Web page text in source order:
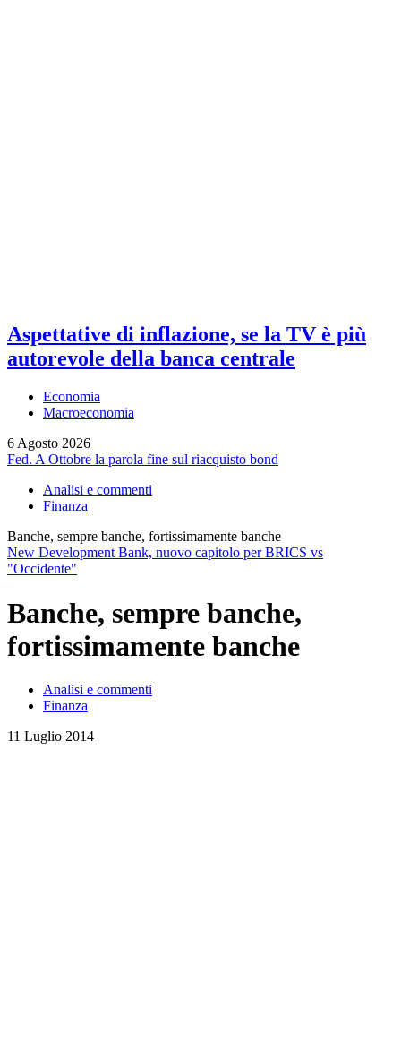
Aspettative di inflazione, se la TV è più
autorevole della banca centrale
Economia
Macroeconomia
6 Agosto 2026
Fed. A Ottobre la parola fine sul riacquisto bond
Analisi e commenti
Finanza
Banche, sempre banche, fortissimamente banche
New Development Bank, nuovo capitolo per BRICS vs
"Occidente"
Banche, sempre banche,
fortissimamente banche
Analisi e commenti
Finanza
11 Luglio 2014